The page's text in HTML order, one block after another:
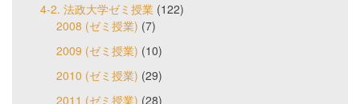
4-2. 法政大学ゼミ授業 (122)
2008 (ゼミ授業) (7)
2009 (ゼミ授業) (10)
2010 (ゼミ授業) (29)
2011 (ゼミ授業) (28)